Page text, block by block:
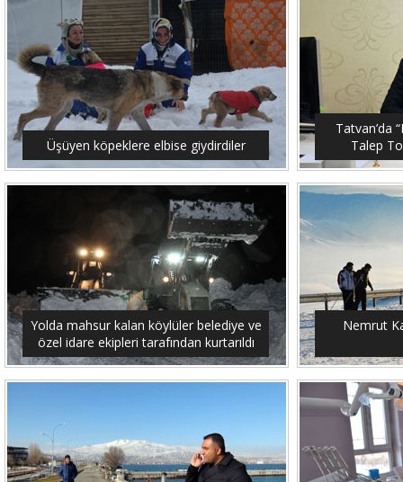
Üşüyen köpeklere elbise giydirdiler
Tatvan’da
Talep
Yolda mahsur kalan köylüler belediye ve
özel idare ekipleri tarafından kurtarıldı
Nemrut